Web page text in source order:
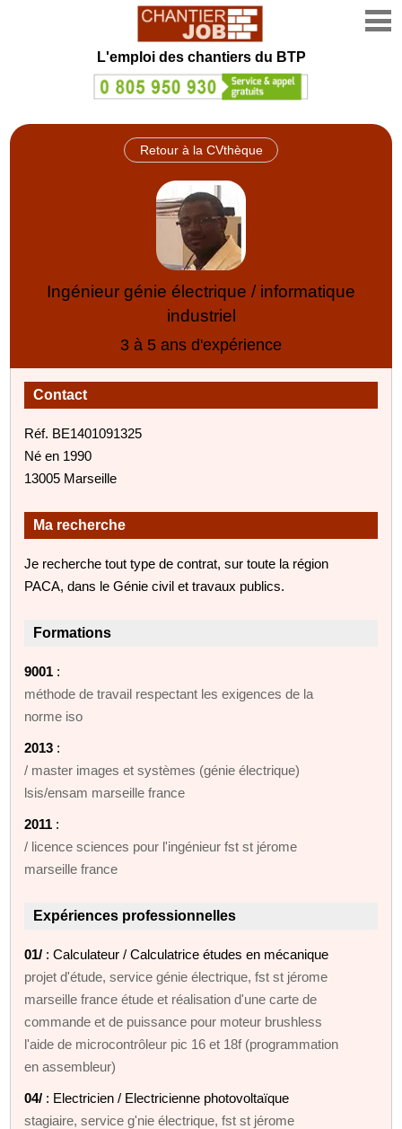
L'emploi des chantiers du BTP
Retour à la CVthèque
Ingénieur génie électrique / informatique
industriel
3 à 5 ans d'expérience
Contact
Réf. BE1401091325
Né en 1990
13005 Marseille
Ma recherche
Je recherche tout type de contrat, sur toute la région
PACA, dans le Génie civil et travaux publics.
Formations
9001 :
méthode de travail respectant les exigences de la
norme iso
2013 :
/ master images et systèmes (génie électrique)
lsis/ensam marseille france
2011 :
/ licence sciences pour l'ingénieur fst st jérome
marseille france
Expériences professionnelles
01/ : Calculateur / Calculatrice études en mécanique
projet d'étude, service génie électrique, fst st jérome
marseille france étude et réalisation d'une carte de
commande et de puissance pour moteur brushless
l'aide de microcontrôleur pic 16 et 18f (programmation
en assembleur)
04/ : Electricien / Electricienne photovoltaïque
stagiaire, service g'nie électrique, fst st jérome